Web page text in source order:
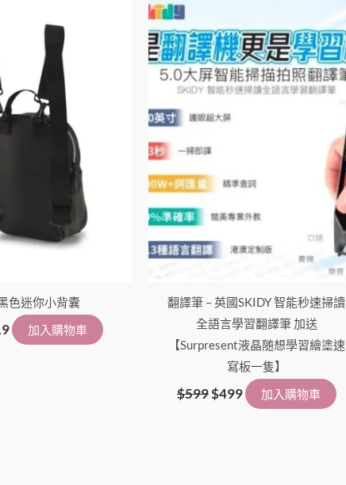
色迷你小背囊
加入購物車
翻譯筆 – 英國SKIDY 智能秒速掃讀
全語言學習翻譯筆 加送
【Surpresent液晶随想學習繪塗速
寫板一隻】
$599$499 加入購物車